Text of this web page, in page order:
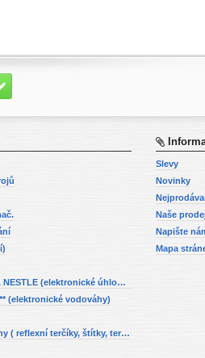
Digitální úhloměry NEDO, NESTLE (elektronické úhloměry)
(elektronické vodováhy)
Geodetické terče pro drony ( reflexní terčíky, štítky, terče pro fotogrammetrii)
Slevy
Novinky
Naše
Napište
Mapa